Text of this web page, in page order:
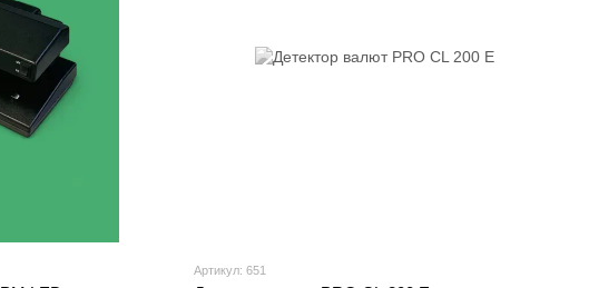
Артикул: 651